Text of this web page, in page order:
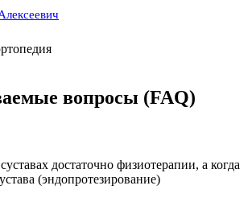
вопросы (FAQ)
достаточно физиотерапии, а когда
(эндопротезирование)